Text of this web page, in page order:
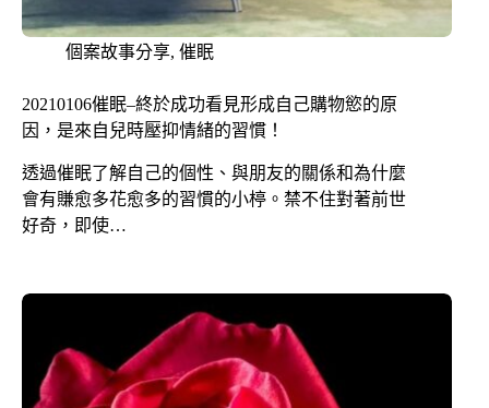
個案故事分享, 催眠
​20210106催眠–終於成功看見形成自己購物慾的原
因，是來自兒時壓抑情緒的習慣！
透過催眠了解自己的個性、與朋友的關係和為什麼
會有賺愈多花愈多的習慣的小楟。禁不住對著前世
好奇，即使…